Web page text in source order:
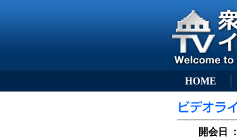
HOME
開会日 ：